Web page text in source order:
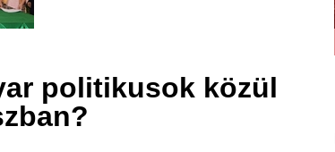
politikusok közül